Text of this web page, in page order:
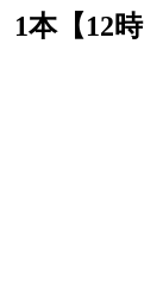
本【12時